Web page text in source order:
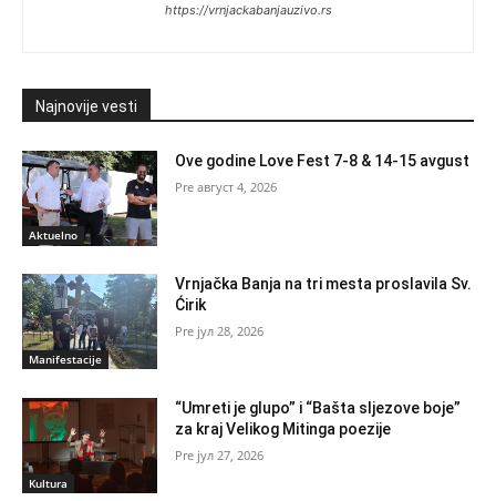
https://vrnjackabanjauzivo.rs
Najnovije vesti
Aktuelno
Ove godine Love Fest 7-8 & 14-15 avgust
август 4, 2026
Manifestacije
Vrnjačka Banja na tri mesta proslavila Sv.
Ćirik
јул 28, 2026
Kultura
“Umreti je glupo” i “Bašta sljezove boje”
za kraj Velikog Mitinga poezije
јул 27, 2026